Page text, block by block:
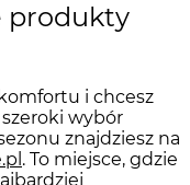
produkty
i chcesz
wybór
znajdziesz na
. To miejsce, gdzie